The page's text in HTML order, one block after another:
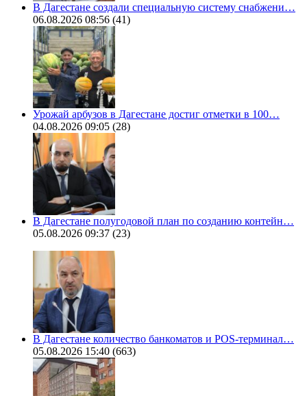
В Дагестане создали специальную систему снабжени…
06.08.2026 08:56 (41)
Урожай арбузов в Дагестане достиг отметки в 100…
04.08.2026 09:05 (28)
В Дагестане полугодовой план по созданию контейн…
05.08.2026 09:37 (23)
В Дагестане количество банкоматов и POS-терминал…
05.08.2026 15:40 (663)